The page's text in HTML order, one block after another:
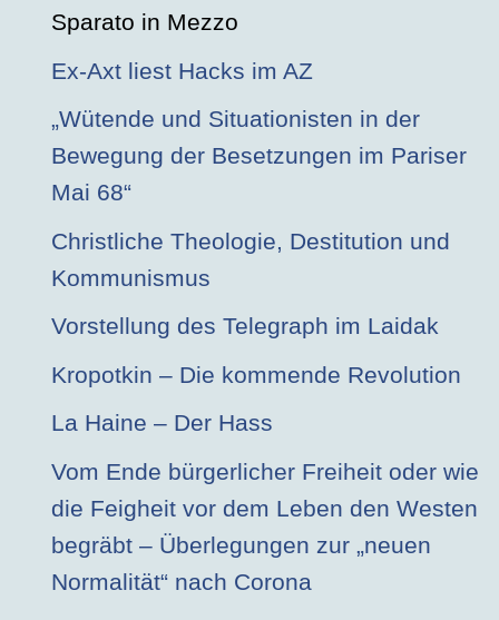
Sparato in Mezzo
Ex-Axt liest Hacks im AZ
„Wütende und Situationisten in der
Bewegung der Besetzungen im Pariser
Mai 68“
Christliche Theologie, Destitution und
Kommunismus
Vorstellung des Telegraph im Laidak
Kropotkin – Die kommende Revolution
La Haine – Der Hass
Vom Ende bürgerlicher Freiheit oder wie
die Feigheit vor dem Leben den Westen
begräbt – Überlegungen zur „neuen
Normalität“ nach Corona